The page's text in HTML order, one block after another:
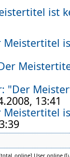
ist
Meistertitel
"Der
13:41
Meistertitel
User online